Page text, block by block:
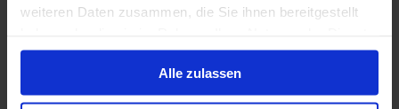
weiteren Daten zusammen, die Sie ihnen bereitgestellt
gesammelt haben.
Alle zulassen
Seven Seas Mariner
De Seven Seas Mariner is het eerste schip ooit wat
haar klanten uitsluitend exclusieve suites en hutten
met balkon biedt. Er zijn vier gastronomische